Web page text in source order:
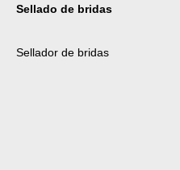
Sellado de bridas
Sellador de bridas